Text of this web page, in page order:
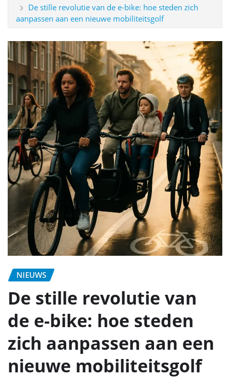
De stille revolutie van de e-bike: hoe steden zich
aanpassen aan een nieuwe mobiliteitsgolf
NIEUWS
De stille revolutie van
de e-bike: hoe steden
zich aanpassen aan een
nieuwe mobiliteitsgolf